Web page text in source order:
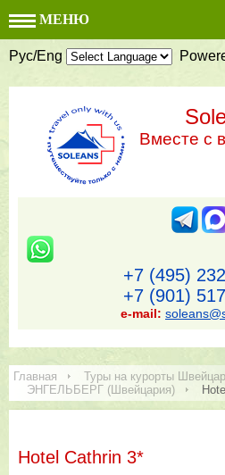
МЕНЮ
Рус/Eng
Вместе с
+7 (495)
+7 (901)
e-mail:
Главная
Туры на курорты
ЭНГЕЛЬБЕРГ (Швейцария)
Hotel Cathrin 3*